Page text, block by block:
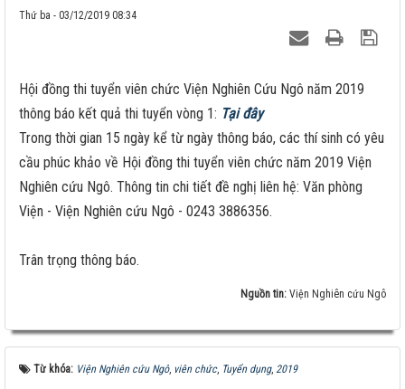
Thứ ba - 03/12/2019 08:34
Hội đồng thi tuyển viên chức Viện Nghiên Cứu Ngô năm 2019
thông báo kết quả thi tuyển vòng 1: Tại đây
Trong thời gian 15 ngày kể từ ngày thông báo, các thí sinh có yêu
cầu phúc khảo về Hội đồng thi tuyển viên chức năm 2019 Viện
Nghiên cứu Ngô. Thông tin chi tiết đề nghị liên hệ: Văn phòng
Viện - Viện Nghiên cứu Ngô - 0243 3886356.
Trân trọng thông báo.
Nguồn tin: Viện Nghiên cứu Ngô
Từ khóa: Viện Nghiên cứu Ngô, viên chức, Tuyển dụng, 2019